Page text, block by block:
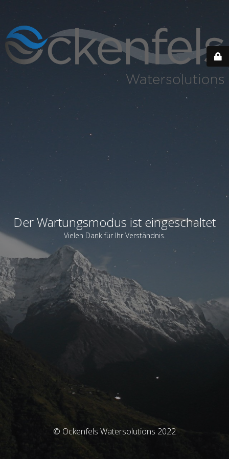
Der Wartungsmodus ist eingeschaltet
Vielen Dank für Ihr Verständnis.
© Ockenfels Watersolutions 2022